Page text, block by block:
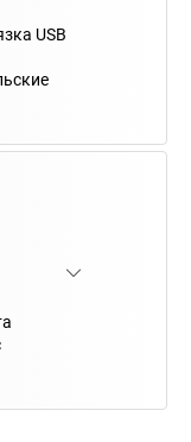
USB